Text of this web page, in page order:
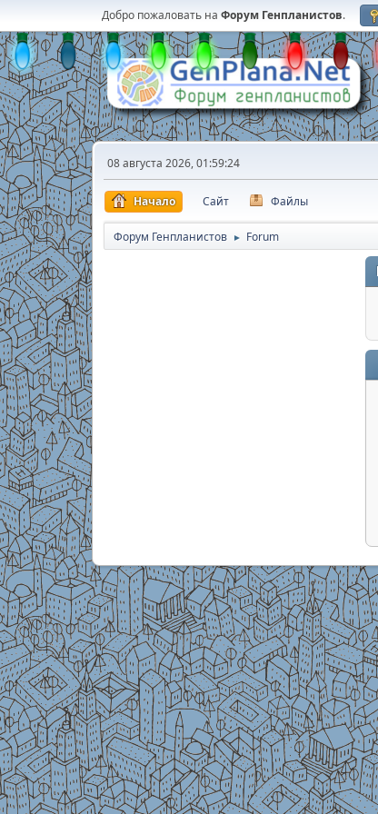
Добро пожаловать на Форум Генпланистов.
08 августа 2026, 01:59:24
Начало Сайт Файлы
Форум Генпланистов ► Forum